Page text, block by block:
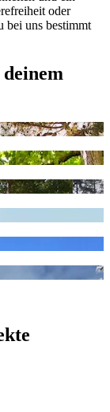
oder
bei uns bestimmt